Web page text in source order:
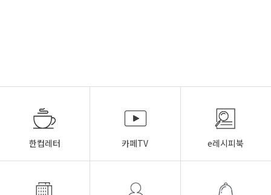
한컵레터 카페TV e레시피북